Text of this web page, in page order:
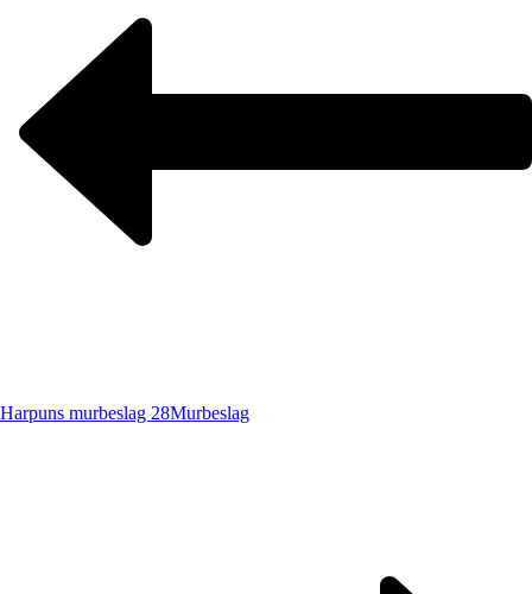
Harpuns murbeslag 28Murbeslag